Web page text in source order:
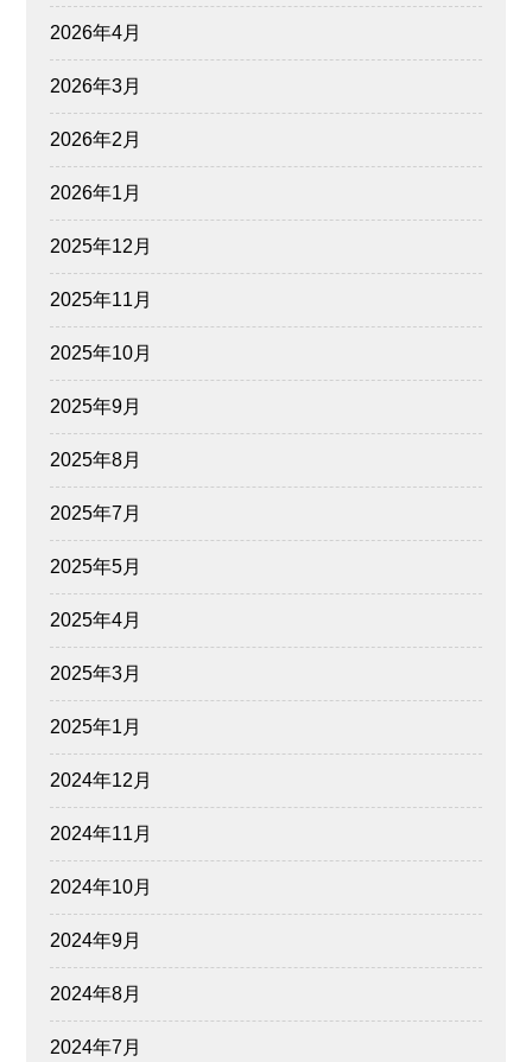
2026年4月
2026年3月
2026年2月
2026年1月
2025年12月
2025年11月
2025年10月
2025年9月
2025年8月
2025年7月
2025年5月
2025年4月
2025年3月
2025年1月
2024年12月
2024年11月
2024年10月
2024年9月
2024年8月
2024年7月